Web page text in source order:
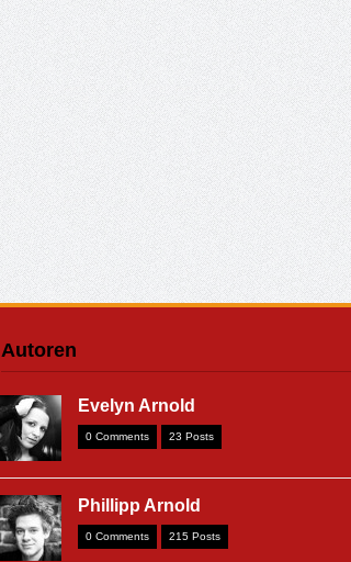
Autoren
Evelyn Arnold
0 Comments 23 Posts
Phillipp Arnold
0 Comments 215 Posts